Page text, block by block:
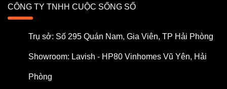
CÔNG TY TNHH CUỘC SỐNG SỐ
Trụ sở: Số 295 Quán Nam, Gia Viên, TP Hải Phòng
Showroom: Lavish - HP80 Vinhomes Vũ Yên, Hải
Phòng